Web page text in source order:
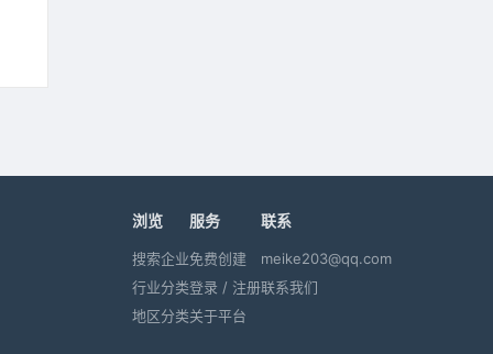
浏览
搜索企业
行业分类
地区分类
服务
免费创建
登录 / 注册
关于平台
联系
meike203@qq.com
联系我们